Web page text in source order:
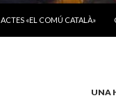
ACTES «EL COMÚ CATALÀ»
UNA